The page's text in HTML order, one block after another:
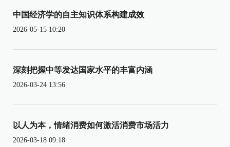
中国经济学的自主知识体系构建成效
2026-05-15 10:20
深刻把握中等发达国家水平的丰富内涵
2026-03-24 13:56
以人为本，情绪消费如何激活消费市场活力
2026-03-18 09:18